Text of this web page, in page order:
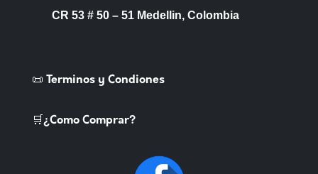
CR 53 # 50 – 51 Medellin, Colombia
📜 Terminos y Condiones
🛒¿Como Comprar?